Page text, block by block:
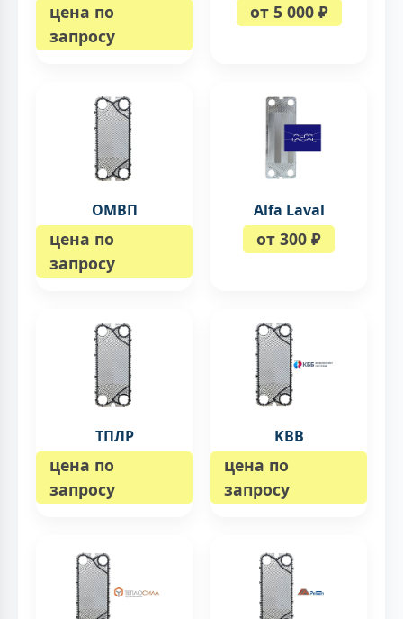
цена по
запросу
от 5 000 ₽
ОМВП
цена по
запросу
Alfa Laval
от 300 ₽
ТПЛР
цена по
запросу
KBB
цена по
запросу